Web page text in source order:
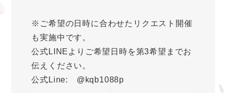
※ご希望の日時に合わせたリクエスト開催
も実施中です。
公式LINEよりご希望日時を第3希望までお
伝えください。
公式Line: @kqb1088p